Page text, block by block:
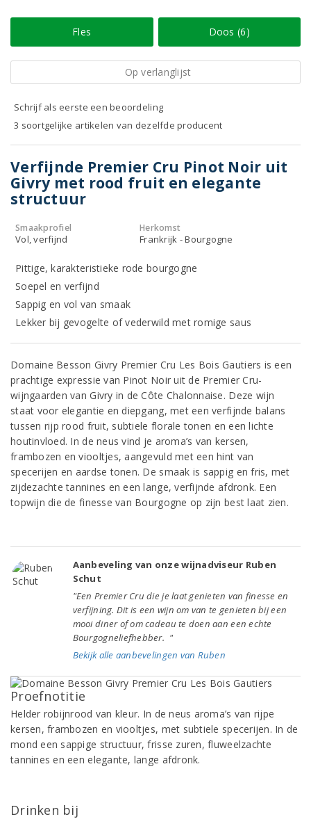
Fles Doos (6)
Op verlanglijst
Schrijf als eerste een beoordeling
3 soortgelijke artikelen van dezelfde producent
Verfijnde Premier Cru Pinot Noir uit
Givry met rood fruit en elegante
structuur
Smaakprofiel
Vol, verfijnd
Herkomst
Frankrijk - Bourgogne
Pittige, karakteristieke rode bourgogne
Soepel en verfijnd
Sappig en vol van smaak
Lekker bij gevogelte of vederwild met romige saus
Domaine Besson Givry Premier Cru Les Bois Gautiers is een
prachtige expressie van Pinot Noir uit de Premier Cru-
wijngaarden van Givry in de Côte Chalonnaise. Deze wijn
staat voor elegantie en diepgang, met een verfijnde balans
tussen rijp rood fruit, subtiele florale tonen en een lichte
houtinvloed. In de neus vind je aroma’s van kersen,
frambozen en viooltjes, aangevuld met een hint van
specerijen en aardse tonen. De smaak is sappig en fris, met
zijdezachte tannines en een lange, verfijnde afdronk. Een
topwijn die de finesse van Bourgogne op zijn best laat zien.
Aanbeveling van onze wijnadviseur Ruben
Schut
"Een Premier Cru die je laat genieten van finesse en
verfijning. Dit is een wijn om van te genieten bij een
mooi diner of om cadeau te doen aan een echte
Bourgogneliefhebber. "
Bekijk alle aanbevelingen van Ruben
Proefnotitie
Helder robijnrood van kleur. In de neus aroma’s van rijpe
kersen, frambozen en viooltjes, met subtiele specerijen. In de
mond een sappige structuur, frisse zuren, fluweelzachte
tannines en een elegante, lange afdronk.
Drinken bij